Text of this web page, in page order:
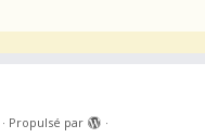
· Propulsé par
·